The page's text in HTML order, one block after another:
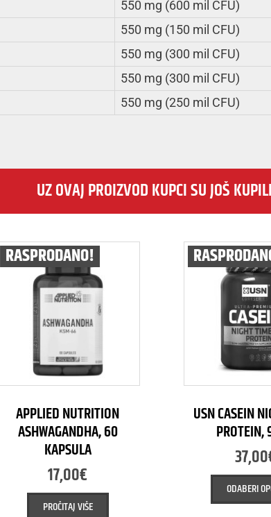
550 mg (600 mil CFU)
550 mg (150 mil CFU)
550 mg (300 mil CFU)
550 mg (300 mil CFU)
550 mg (250 mil CFU)
UZ OVAJ PROIZVOD KUPCI SU JOŠ
RASPRODANO!
APPLIED NUTRITION
ASHWAGANDHA, 60
KAPSULA
17,00€
PROČITAJ VIŠE
USN CASEIN
PROTEIN,
37,00
ODABERI